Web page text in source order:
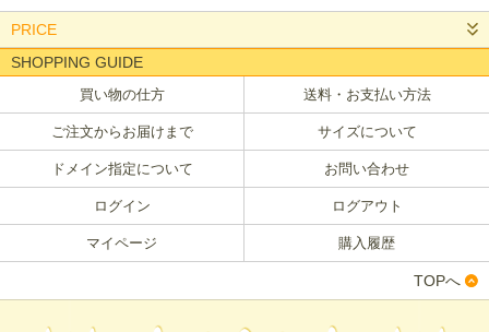
PRICE
SHOPPING GUIDE
買い物の仕方 送料・お支払い方法
ご注文からお届けまで サイズについて
ドメイン指定について お問い合わせ
ログイン ログアウト
マイページ 購入履歴
TOPへ